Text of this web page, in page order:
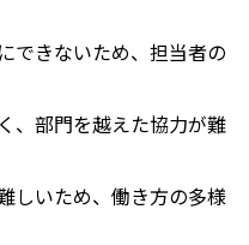
できないため、担当者の
、部門を越えた協力が難
しいため、働き方の多様